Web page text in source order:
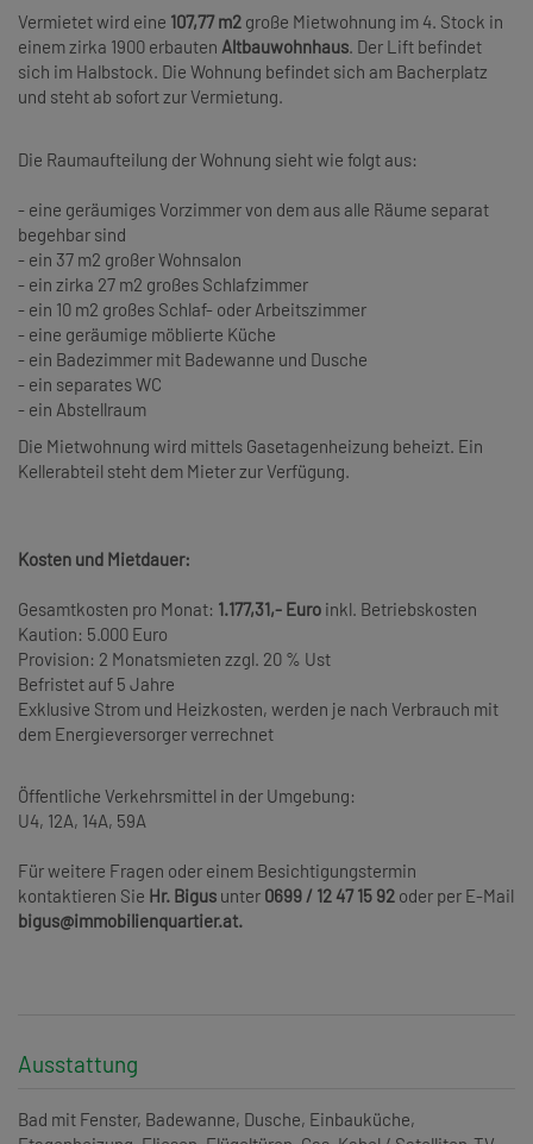
Vermietet wird eine 107,77 m2 große Mietwohnung im 4. Stock in
einem zirka 1900 erbauten Altbauwohnhaus. Der Lift befindet
sich im Halbstock. Die Wohnung befindet sich am Bacherplatz
und steht ab sofort zur Vermietung.
Die Raumaufteilung der Wohnung sieht wie folgt aus:
- eine geräumiges Vorzimmer von dem aus alle Räume separat
begehbar sind
- ein 37 m2 großer Wohnsalon
- ein zirka 27 m2 großes Schlafzimmer
- ein 10 m2 großes Schlaf- oder Arbeitszimmer
- eine geräumige möblierte Küche
- ein Badezimmer mit Badewanne und Dusche
- ein separates WC
- ein Abstellraum
Die Mietwohnung wird mittels Gasetagenheizung beheizt. Ein
Kellerabteil steht dem Mieter zur Verfügung.
Kosten und Mietdauer:
Gesamtkosten pro Monat: 1.177,31,- Euro inkl. Betriebskosten
Kaution: 5.000 Euro
Provision: 2 Monatsmieten zzgl. 20 % Ust
Befristet auf 5 Jahre
Exklusive Strom und Heizkosten, werden je nach Verbrauch mit
dem Energieversorger verrechnet
Öffentliche Verkehrsmittel in der Umgebung:
U4, 12A, 14A, 59A
Für weitere Fragen oder einem Besichtigungstermin
kontaktieren Sie Hr. Bigus unter 0699 / 12 47 15 92 oder per E-Mail
bigus@immobilienquartier.at.
Ausstattung
Bad mit Fenster Badewanne Dusche Einbauküche